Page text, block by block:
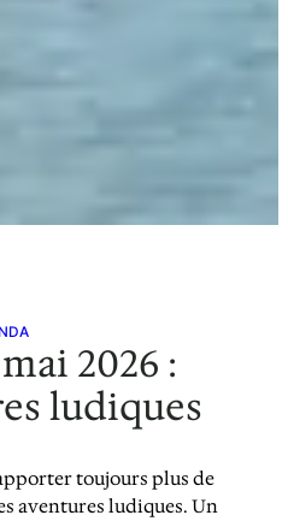
2026 :
ludiques
toujours plus de
aventures ludiques. Un